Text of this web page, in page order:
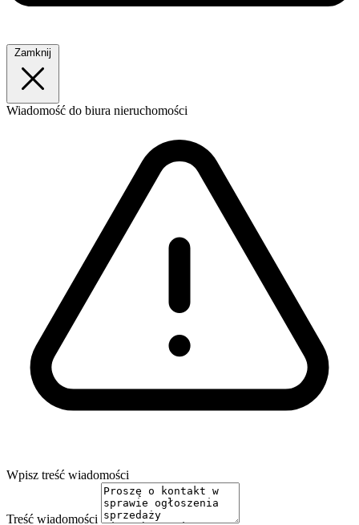
Zamknij
Wiadomość do biura nieruchomości
Wpisz treść wiadomości
Treść wiadomości